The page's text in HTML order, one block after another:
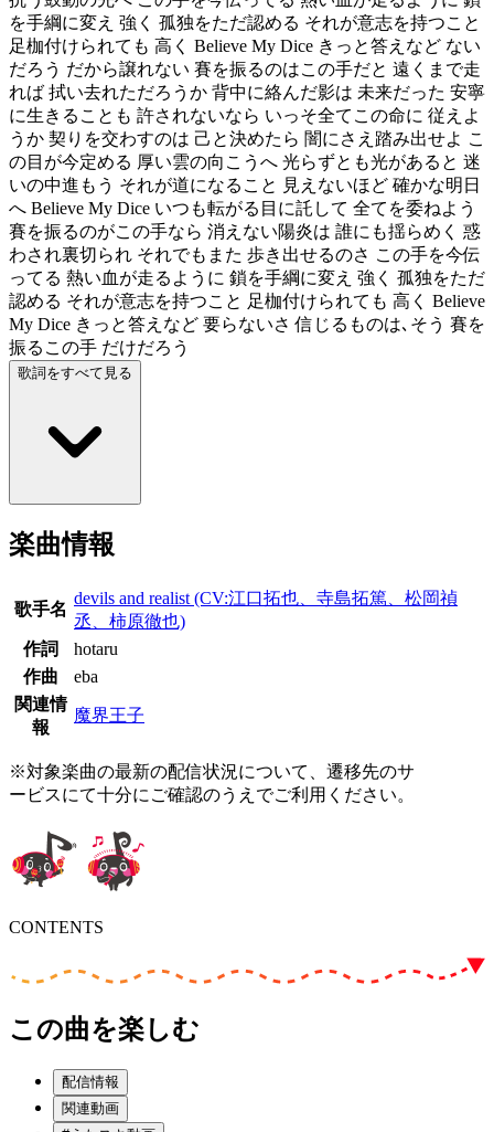
を手綱に変え 強く 孤独をただ認める それが意志を持つこと
足枷付けられても 高く Believe My Dice きっと答えなど ない
だろう だから譲れない 賽を振るのはこの手だと 遠くまで走
れば 拭い去れただろうか 背中に絡んだ影は 未来だった 安寧
に生きることも 許されないなら いっそ全てこの命に 従えよ
うか 契りを交わすのは 己と決めたら 闇にさえ踏み出せよ こ
の目が今定める 厚い雲の向こうへ 光らずとも光があると 迷
いの中進もう それが道になること 見えないほど 確かな明日
へ Believe My Dice いつも転がる目に託して 全てを委ねよう
賽を振るのがこの手なら 消えない陽炎は 誰にも揺らめく 惑
わされ裏切られ それでもまた 歩き出せるのさ この手を今伝
ってる 熱い血が走るように 鎖を手綱に変え 強く 孤独をただ
認める それが意志を持つこと 足枷付けられても 高く Believe
My Dice きっと答えなど 要らないさ 信じるものは､そう 賽を
振るこの手 だけだろう
歌詞をすべて見る
楽曲情報
歌手名
devils and realist (CV:江口拓也、寺島拓篤、松岡禎
丞、柿原徹也)
作詞
hotaru
作曲
eba
関連情
報
魔界王子
※対象楽曲の最新の配信状況について、遷移先のサ
ービスにて十分にご確認のうえでご利用ください。
CONTENTS
この曲を楽しむ
配信情報
関連動画